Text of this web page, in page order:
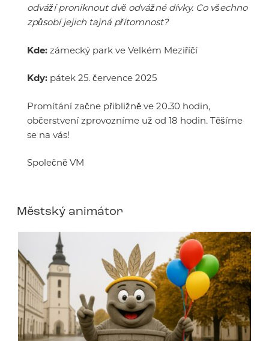
odváží proniknout dvě odvážné dívky. Co všechno
způsobí jejich tajná přítomnost?
Kde: zámecký park ve Velkém Meziříčí
Kdy: pátek 25. července 2025
Promítání začne přibližně ve 20.30 hodin,
občerstvení zprovozníme už od 18 hodin. Těšíme
se na vás!
Společně VM
Městský animátor